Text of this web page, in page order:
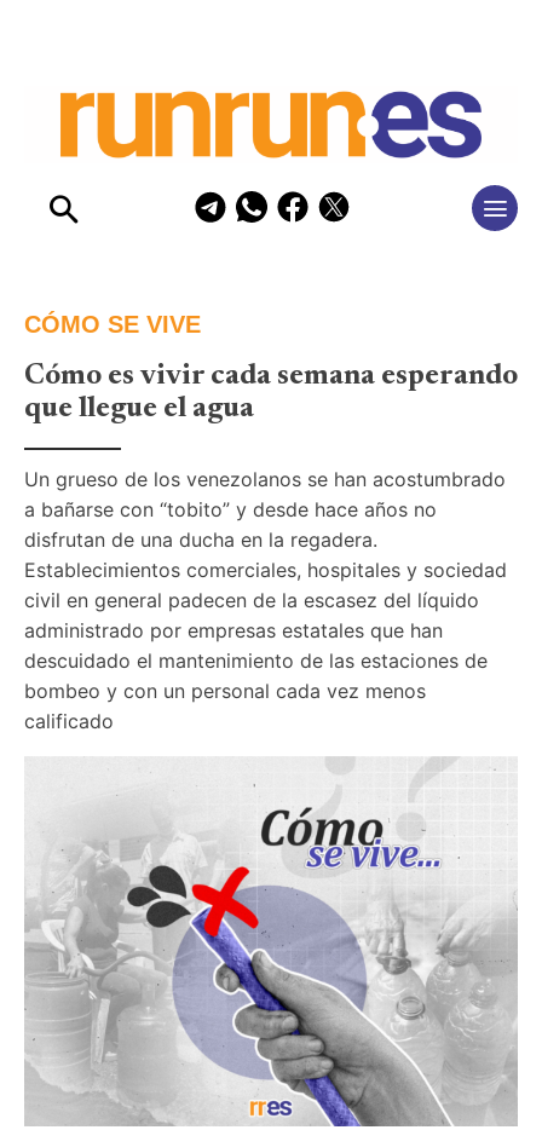
CÓMO SE VIVE
Cómo es vivir cada semana esperando
que llegue el agua
Un grueso de los venezolanos se han acostumbrado
a bañarse con “tobito” y desde hace años no
disfrutan de una ducha en la regadera.
Establecimientos comerciales, hospitales y sociedad
civil en general padecen de la escasez del líquido
administrado por empresas estatales que han
descuidado el mantenimiento de las estaciones de
bombeo y con un personal cada vez menos
calificado